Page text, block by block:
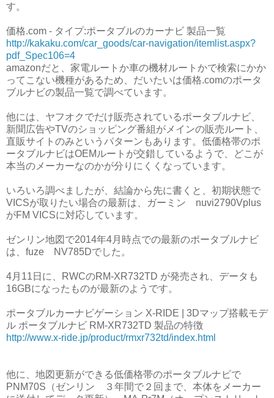
す。
価格.com - タイプ:ポータブルのカーナビ 製品一覧
http://kakaku.com/car_goods/car-navigation/itemlist.aspx?
pdf_Spec106=4
amazonだと、家電ルートか車の機材ルートかで検索にかか
ってこない機種があるため、だいたいは価格.comのポータ
ブルナビの製品一覧で調べています。
他には、ヤフオクでだけ販売されているポータブルナビ、
新聞広告やTVのショッピング番組がメインの販売ルート、
直販サイトのみというパターンもあります。低価格帯のポ
ータブルナビはOEMルートが交錯しているようで、どこが
本当のメーカーなのかが分りにくくなっています。
いろいろ調べましたが、結論から先に書くと、初期状態で
VICSが取りたい場合の最新は、ガーミン nuvi2790Vplus
がFM VICSに対応しています。
ゼンリン地図で2014年4月時点での最新のポータブルナビ
は、fuze NV785Dでした。
4月11日に、RWCのRM-XR732TD が発売され、データも
16GBになったものが最新のようです。
ポータブルカーナビゲーション X-RIDE | 3Dマップ搭載モデ
ル ポータブルナビ RM-XR732TD 製品の特徴
http://www.x-ride.jp/product/rmxr732td/index.html
他に、地図更新ができる低価格帯のポータブルナビで
PNM70S（ゼンリン ３年間で２回まで、本体をメーカー